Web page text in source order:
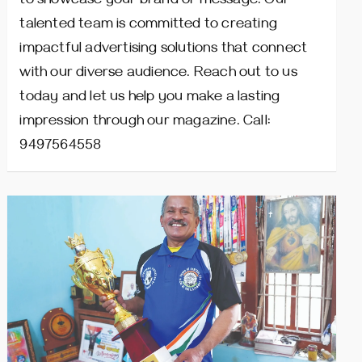
talented team is committed to creating
impactful advertising solutions that connect
with our diverse audience. Reach out to us
today and let us help you make a lasting
impression through our magazine. Call:
9497564558